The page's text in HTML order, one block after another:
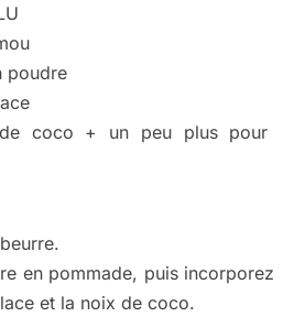
poudre
coco + un peu plus pour
en pommade, puis incorporez
et la noix de coco.